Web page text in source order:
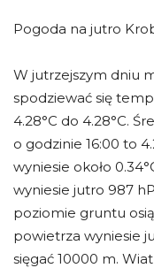
Pogoda na jutro
W jutrzejszym dniu
spodziewać się
4.28°C do 4.28°C.
o godzinie 16:00 to
wyniesie około
wyniesie jutro 987
poziomie gruntu
powietrza wyniesie
sięgać 10000 m.